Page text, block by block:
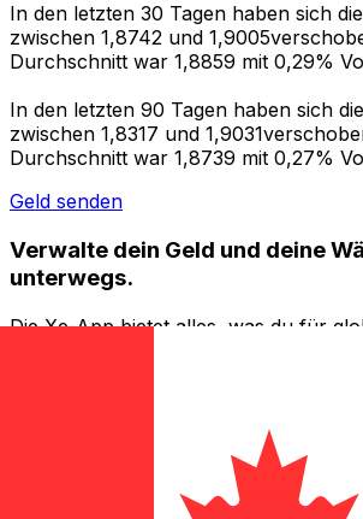
In den letzten 30 Tagen haben sich
zwischen 1,8742 und
Durchschnitt war 1,8859 mit 0,29%
In den letzten 90 Tagen haben sich
zwischen 1,8317 und
Durchschnitt war 1,8739 mit 0,27%
Geld senden
Verwalte dein Geld und deine
unterwegs.
Die Xe-App bietet alles, was du für